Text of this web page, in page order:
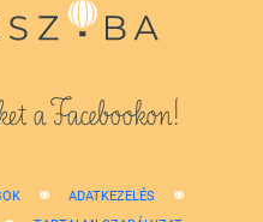
a Facebookon!
ADATKEZELÉS